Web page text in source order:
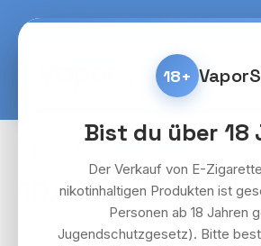
Hauptinhalt springen
Zur Suche springen
Zur Hauptnavigation springen
10x RandM
18+
Bist du über 18
Der Verkauf von E-
nikotinhaltigen Produkten ist
Personen ab 18 Jahren
Jugendschutzgesetz). Bitte